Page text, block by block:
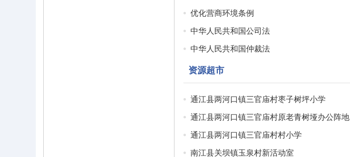
优化营商环境条例
中华人民共和国公司法
中华人民共和国仲裁法
资源超市
通江县两河口镇三官庙村枣子树坪小学
通江县两河口镇三官庙村原老青树垭办公阵地
通江县两河口镇三官庙村村小学
南江县关坝镇玉泉村新活动室